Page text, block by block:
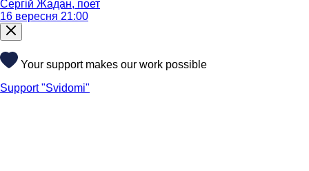
Сергій Жадан, поет
16 вересня 21:00
Your support makes our work possible
Support "Svidomi"